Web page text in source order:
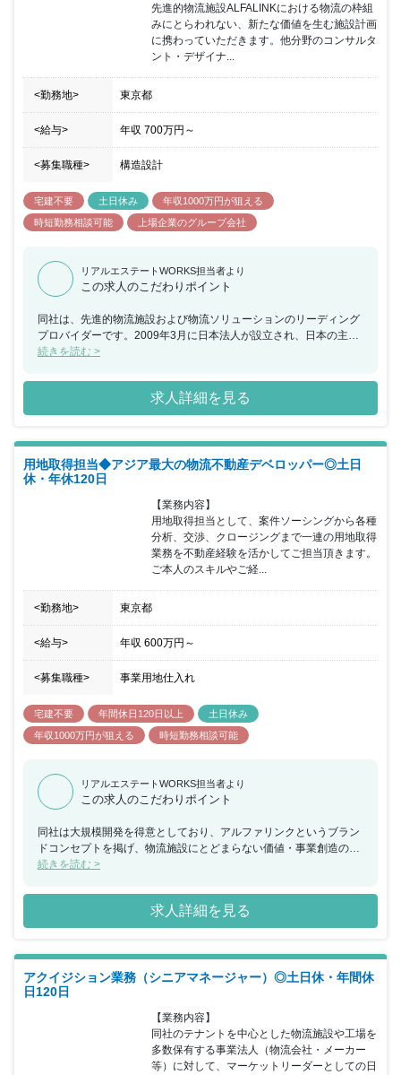
先進的物流施設ALFALINKにおける物流の枠組
みにとらわれない、新たな価値を生む施設計画
に携わっていただきます。他分野のコンサルタ
ント・デザイナ...
<勤務地> 東京都
<給与> 年収 700万円 ～
<募集職種> 構造設計
宅建不要 土日休み
年収1000万円が狙える
時短勤務相談可能
上場企業のグループ会社
リアルエステートWORKS担当者より
この求人のこだわりポイント
同社は、先進的物流施設および物流ソリューションのリーディング
プロバイダーです。2009年3月に日本法人が設立され、日本の主要
な物流拠点を網羅する都市で、105物件・総延床面積約556万平米
る重要なインフラとしての、高機能かつ環境にも配慮した物流施設
を提供しています。物流施設リーディングカンパニーにおいて、土
地取得段階から企画・設計・施工・運営・管理まで幅広い領域に携
（インテリアデザイナー、アートディレクターなど）とのコラボレ
ーションにも参画していただきます。当部署は、残業が少なく働き
やすい環境が特徴です。
続きを読む >
求人詳細を見る
用地取得担当◆アジア最大の物流不動産デベロッパー◎土日
休・年休120日
【業務内容】
用地取得担当として、案件ソーシングから各種
分析、交渉、クロージングまで一連の用地取得
業務を不動産経験を活かしてご担当頂きます。
ご本人のスキルやご経...
<勤務地> 東京都
<給与> 年収 600万円 ～
<募集職種> 事業用地仕入れ
宅建不要 年間休日120日以上
土日休み
年収1000万円が狙える
時短勤務相談可能
リアルエステートWORKS担当者より
この求人のこだわりポイント
同社は大規模開発を得意としており、アルファリンクというブラン
ドコンセプトを掲げ、物流施設にとどまらない価値・事業創造の拠
点として大規模な複合面開発に携わることが可能です。また、CRE
整理事業など、様々なソーシング手法を活用することで、幅広い経
験を積むことができます。 成長分野かつ重要な社会インフラである
先進的物流施設を、一から企画し開発できるポジションです。同社
に行動することでより早い成長が可能です。事業分野を広げてお
り、物流にとどまらず新しいアセットへの挑戦もできます。将来的
には部門長・グループリーダーとして日本GLPの投資事業を牽引し
ていくことを期待しています。
続きを読む >
求人詳細を見る
アクイジション業務（シニアマネージャー）◎土日休・年間休
日120日
【業務内容】
同社のテナントを中心とした物流施設や工場を
多数保有する事業法人（物流会社・メーカー
等）に対して、マーケットリーダーとしての日